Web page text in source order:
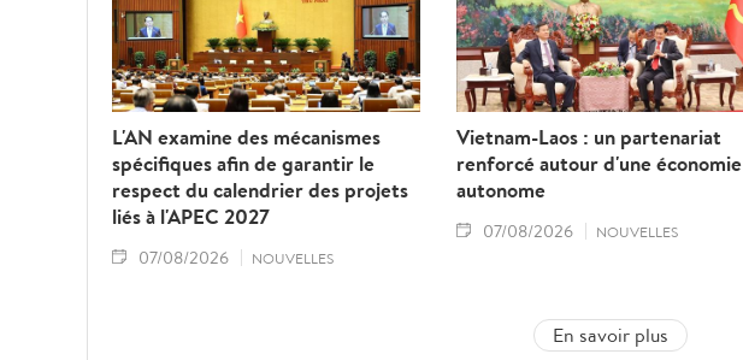
L'AN examine des mécanismes
spécifiques afin de garantir le
respect du calendrier des projets
liés à l'APEC 2027
07/08/2026 NOUVELLES
Vietnam-Laos : un partenariat
renforcé autour d'une économie
autonome
07/08/2026 NOUVELLES
En savoir plus